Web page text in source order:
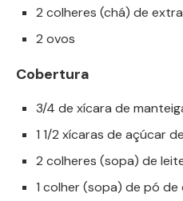
2 colheres (chá) de
2 ovos
Cobertura
3/4 de xícara de
1 1/2 xícaras de açúcar
2 colheres (sopa) de
1 colher (sopa) de pó de